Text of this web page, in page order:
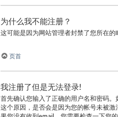
为什么我不能注册？
这可能是因为网站管理者封禁了您所在
页首
我注册了但是无法登录!
首先确认您输入了正确的用户名和密码
这个原因，是否会是因为您的帐号未被